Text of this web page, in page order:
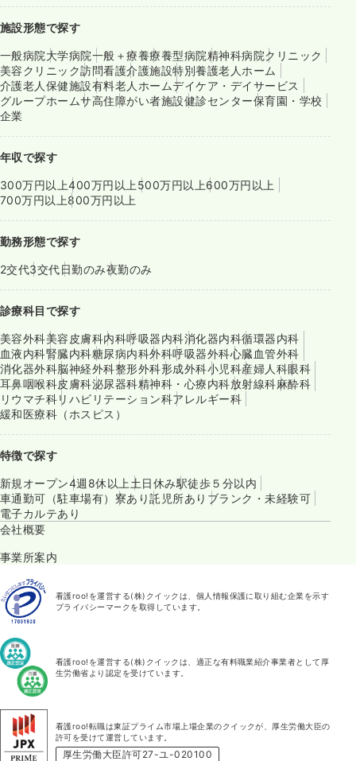
施設形態で探す
一般病院大学病院一般＋療養療養型病院精神科病院クリニック
美容クリニック訪問看護介護施設特別養護老人ホーム
介護老人保健施設有料老人ホームデイケア・デイサービス
グループホームサ高住障がい者施設健診センター保育園・学校
企業
年収で探す
300万円以上400万円以上500万円以上600万円以上
700万円以上800万円以上
勤務形態で探す
2交代3交代日勤のみ夜勤のみ
診療科目で探す
美容外科美容皮膚科内科呼吸器内科消化器内科循環器内科
血液内科腎臓内科糖尿病内科外科呼吸器外科心臓血管外科
消化器外科脳神経外科整形外科形成外科小児科産婦人科眼科
耳鼻咽喉科皮膚科泌尿器科精神科・心療内科放射線科麻酔科
リウマチ科リハビリテーション科アレルギー科
緩和医療科（ホスピス）
特徴で探す
新規オープン4週8休以上土日休み駅徒歩５分以内
車通勤可（駐車場有） 寮あり託児所あり ブランク・未経験可
電子カルテあり
会社概要
事業所案内
看護roo!を運営する(株)クイックは、個人情報保護に取り組む企業を示す
プライバシーマークを取得しています。
看護roo!を運営する(株)クイックは、適正な有料職業紹介事業者として厚
生労働省より認定を受けています。
看護roo!転職は東証プライム市場上場企業のクイックが、厚生労働大臣の
許可を受けて運営しています。
厚生労働大臣許可27-ユ-020100